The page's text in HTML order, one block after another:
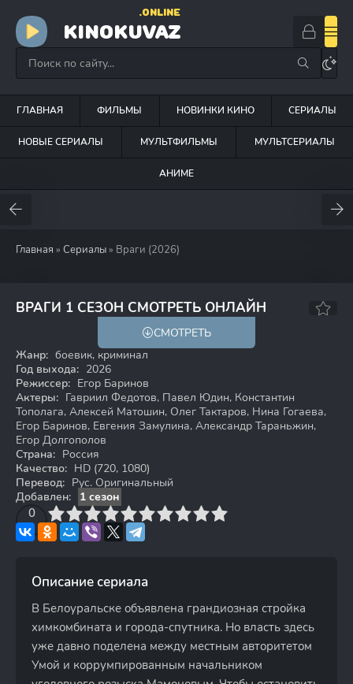
KINOKUVAZ
.ONLINE
ГЛАВНАЯ ФИЛЬМЫ НОВИНКИ КИНО СЕРИАЛЫ
НОВЫЕ СЕРИАЛЫ МУЛЬТФИЛЬМЫ МУЛЬТСЕРИАЛЫ
АНИМЕ
Главная » Сериалы » Враги (2026)
ВРАГИ 1 СЕЗОН СМОТРЕТЬ ОНЛАЙН
СМОТРЕТЬ
Жанр: боевик, криминал
Год выхода: 2026
Режиссер: Егор Баринов
Актеры: Гавриил Федотов, Павел Юдин, Константин
Тополага, Алексей Матошин, Олег Тактаров, Нина Гогаева,
Егор Баринов, Евгения Замулина, Александр Тараньжин,
Егор Долгополов
Страна: Россия
Качество: HD (720, 1080)
Перевод: Рус. Оригинальный
Добавлен:
1 сезон
0
4 6 7 8 9 10
Описание сериала
В Белоуральске объявлена грандиозная стройка
химкомбината и города-спутника. Но власть здесь
уже давно поделена между местным авторитетом
Умой и коррумпированным начальником